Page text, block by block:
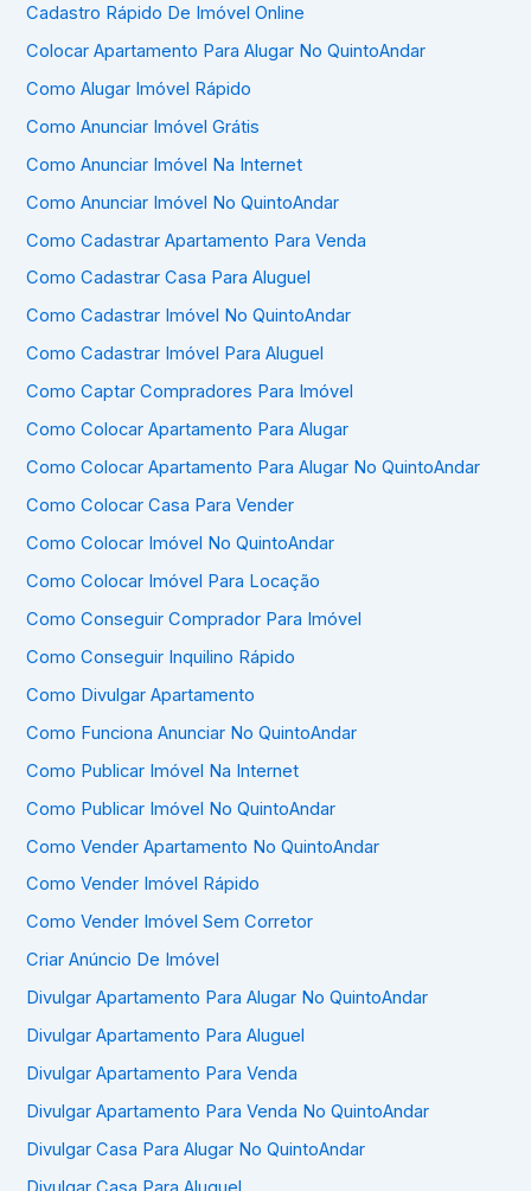
Cadastro Rápido De Imóvel Online
Colocar Apartamento Para Alugar No QuintoAndar
Como Alugar Imóvel Rápido
Como Anunciar Imóvel Grátis
Como Anunciar Imóvel Na Internet
Como Anunciar Imóvel No QuintoAndar
Como Cadastrar Apartamento Para Venda
Como Cadastrar Casa Para Aluguel
Como Cadastrar Imóvel No QuintoAndar
Como Cadastrar Imóvel Para Aluguel
Como Captar Compradores Para Imóvel
Como Colocar Apartamento Para Alugar
Como Colocar Apartamento Para Alugar No QuintoAndar
Como Colocar Casa Para Vender
Como Colocar Imóvel No QuintoAndar
Como Colocar Imóvel Para Locação
Como Conseguir Comprador Para Imóvel
Como Conseguir Inquilino Rápido
Como Divulgar Apartamento
Como Funciona Anunciar No QuintoAndar
Como Publicar Imóvel Na Internet
Como Publicar Imóvel No QuintoAndar
Como Vender Apartamento No QuintoAndar
Como Vender Imóvel Rápido
Como Vender Imóvel Sem Corretor
Criar Anúncio De Imóvel
Divulgar Apartamento Para Alugar No QuintoAndar
Divulgar Apartamento Para Aluguel
Divulgar Apartamento Para Venda
Divulgar Apartamento Para Venda No QuintoAndar
Divulgar Casa Para Alugar No QuintoAndar